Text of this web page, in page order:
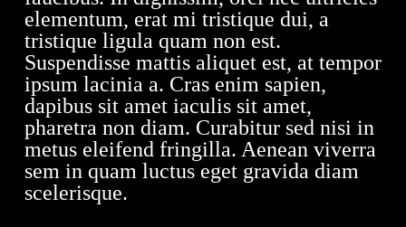
elementum, erat mi tristique dui, a
tristique ligula quam non est.
Suspendisse mattis aliquet est, at tempor
ipsum lacinia a. Cras enim sapien,
dapibus sit amet iaculis sit amet,
pharetra non diam. Curabitur sed nisi in
metus eleifend fringilla. Aenean viverra
sem in quam luctus eget gravida diam
scelerisque.